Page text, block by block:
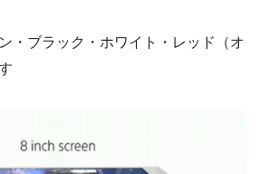
・ブラック・ホワイト・レッド（オ